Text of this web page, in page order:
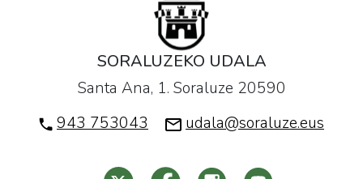
SORALUZEKO UDALA
Santa Ana, 1. Soraluze 20590
943 753043
udala@soraluze.eus